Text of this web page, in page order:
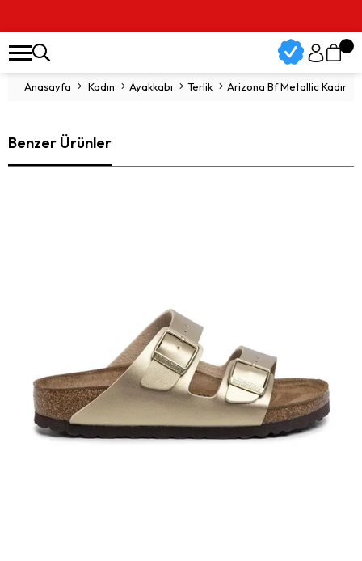
Anasayfa Kadın Ayakkabı Terlik Arizona Bf Metallic Kadın
Benzer Ürünler